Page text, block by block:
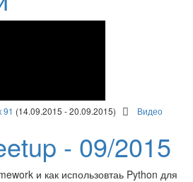
91 (14.09.2015 - 20.09.2015) Видео
- 09/2015
и как использовтаь Python для